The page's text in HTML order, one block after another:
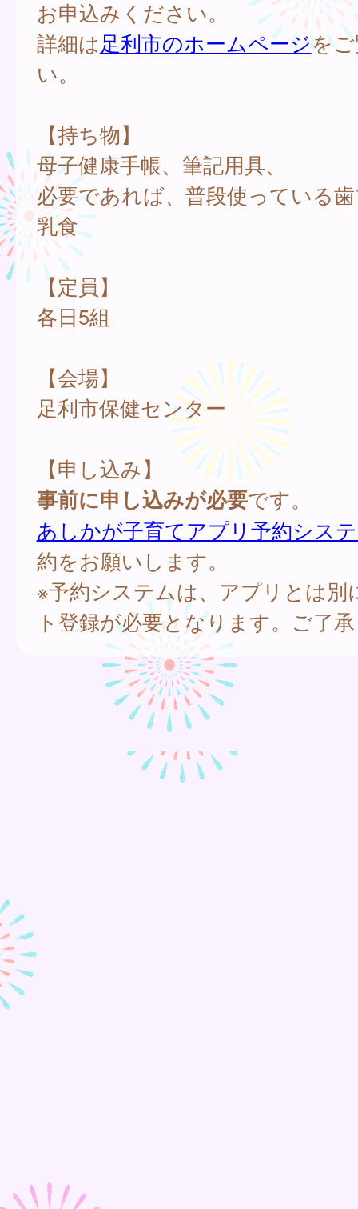
お申込みください。
詳細は足利市のホームページを
い。
【持ち物】
母子健康手帳、筆記用具、
必要であれば、普段使っている
乳食
【定員】
各日5組
【会場】
足利市保健センター
【申し込み】
事前に申し込みが必要です。
あしかが子育てアプリ予約シス
約をお願いします。
※予約システムは、アプリとは別
ト登録が必要となります。ご了